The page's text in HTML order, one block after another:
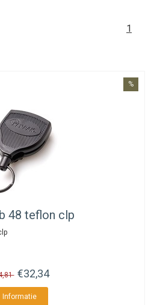
1
%
48 teflon clp
€32,34
Informatie